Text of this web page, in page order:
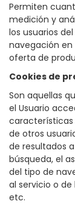
Permiten
medición y
los usuarios
navegación en
oferta de
Cookies de
Son aquellas
el Usuario
características
de otros
de resultados
búsqueda, el
del tipo de
al servicio o
etc.